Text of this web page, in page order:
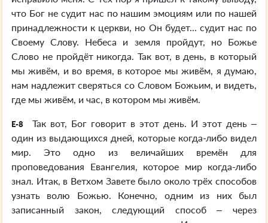
что Бог не судит нас по нашим эмоциям или по нашей
принадлежности к церкви, но Он будет... судит нас по
Своему Слову. Небеса и земля пройдут, но Божье
Слово не пройдёт никогда. Так вот, в день, в который
мы живём, и во время, в которое мы живём, я думаю,
нам надлежит сверяться со Словом Божьим, и видеть,
где мы живём, и час, в котором мы живём.
E-8
Так вот, Бог говорит в этот день. И этот день –
один из выдающихся дней, которые когда-либо видел
мир. Это одно из величайших времён для
проповедования Евангелия, которое мир когда-либо
знал. Итак, в Ветхом Завете было около трёх способов
узнать волю Божью. Конечно, одним из них был
записанный закон, следующий способ – через